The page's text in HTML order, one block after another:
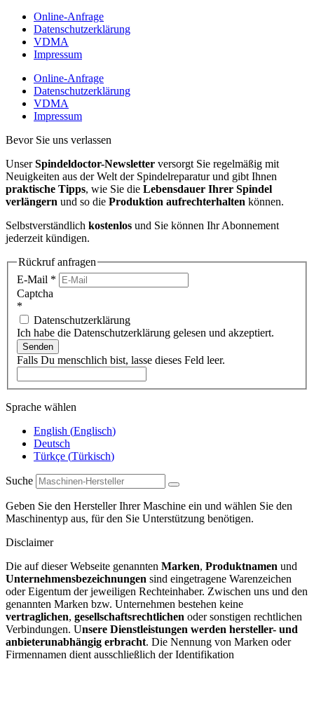
Online-Anfrage
Datenschutzerklärung
VDMA
Impressum
Online-Anfrage
Datenschutzerklärung
VDMA
Impressum
Bevor Sie uns verlassen
UnserSpindeldoctor-Newsletter versorgt Sie regelmäßig mit
Neuigkeiten aus der Welt der Spindelreparatur und gibt Ihnen
praktische Tipps, wie Sie die Lebensdauer Ihrer Spindel
verlängern und so die Produktion aufrechterhalten können.
Selbstverständlich kostenlos und Sie können Ihr Abonnement
jederzeit kündigen.
Rückruf anfragen
E-Mail *
Captcha
*
Datenschutzerklärung
Ich habe die Datenschutzerklärung gelesen und akzeptiert.
Senden
Falls Du menschlich bist, lasse dieses Feld leer.
Sprache wählen
English (Englisch)
Deutsch
Türkçe (Türkisch)
Suche
Geben Sie den Hersteller Ihrer Maschine ein und wählen Sie den
Maschinentyp aus, für den Sie Unterstützung benötigen.
Disclaimer
Die auf dieser Webseite genannten Marken, Produktnamen und
Unternehmensbezeichnungen sind eingetragene Warenzeichen
oder Eigentum der jeweiligen Rechteinhaber. Zwischen uns und den
genannten Marken bzw. Unternehmen bestehen keine
vertraglichen, gesellschaftsrechtlichen oder sonstigen rechtlichen
Verbindungen. Unsere Dienstleistungen werden hersteller- und
anbieterunabhängig erbracht. Die Nennung von Marken oder
Firmennamen dient ausschließlich der Identifikation